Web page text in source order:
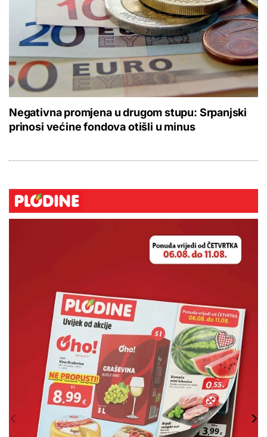
Negativna promjena u drugom stupu: Srpanjski
prinosi većine fondova otišli u minus